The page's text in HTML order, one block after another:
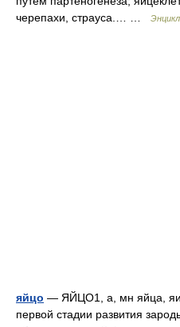
черепахи, страуса.… …
яйцо — ЯЙЦО1, а, мн яйца,
первой стадии развития